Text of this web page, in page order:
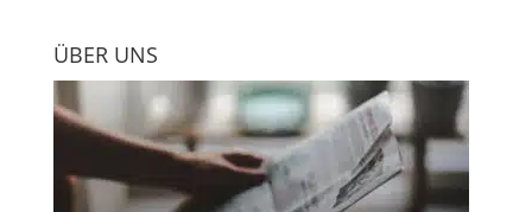
ÜBER UNS